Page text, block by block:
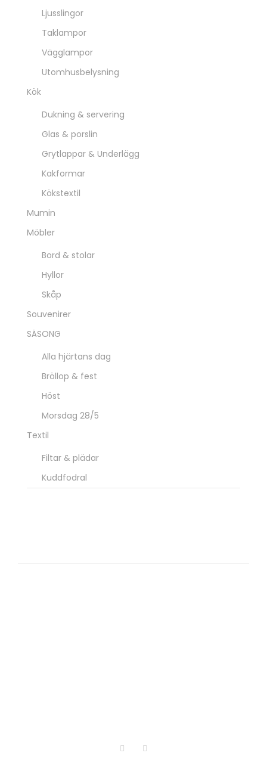
Ljusslingor
Taklampor
Vägglampor
Utomhusbelysning
Kök
Dukning & servering
Glas & porslin
Grytlappar & Underlägg
Kakformar
Kökstextil
Mumin
Möbler
Bord & stolar
Hyllor
Skåp
Souvenirer
SÄSONG
Alla hjärtans dag
Bröllop & fest
Höst
Morsdag 28/5
Textil
Filtar & plädar
Kuddfodral